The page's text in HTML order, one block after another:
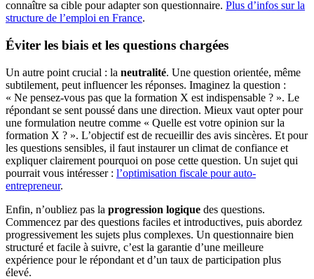
connaître sa cible pour adapter son questionnaire. Plus d’infos sur la
structure de l’emploi en France.
Éviter les biais et les questions chargées
Un autre point crucial : la neutralité. Une question orientée, même
subtilement, peut influencer les réponses. Imaginez la question :
« Ne pensez-vous pas que la formation X est indispensable ? ». Le
répondant se sent poussé dans une direction. Mieux vaut opter pour
une formulation neutre comme « Quelle est votre opinion sur la
formation X ? ». L’objectif est de recueillir des avis sincères. Et pour
les questions sensibles, il faut instaurer un climat de confiance et
expliquer clairement pourquoi on pose cette question. Un sujet qui
pourrait vous intéresser : l’optimisation fiscale pour auto-
entrepreneur.
Enfin, n’oubliez pas la progression logique des questions.
Commencez par des questions faciles et introductives, puis abordez
progressivement les sujets plus complexes. Un questionnaire bien
structuré et facile à suivre, c’est la garantie d’une meilleure
expérience pour le répondant et d’un taux de participation plus
élevé.